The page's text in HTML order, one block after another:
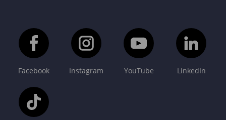
Facebook Instagram YouTube LinkedIn